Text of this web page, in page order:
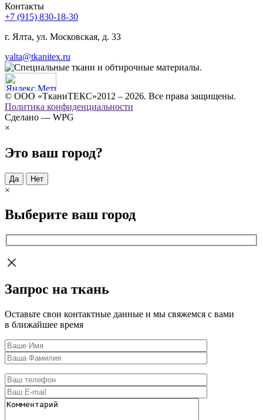
Контакты
+7 (915) 830-18-30
г. Ялта, ул. Московская, д. 33
yalta@tkanitex.ru
© ООО «ТканиТЕКС»2012 – 2026. Все права защищены.
Политика конфиденциальности
Сделано — WPG
×
Это ваш город?
Да Нет
×
Выберите ваш город
Запрос на ткань
Оставьте свои контактные данные и мы свяжемся с вами
в ближайшее время